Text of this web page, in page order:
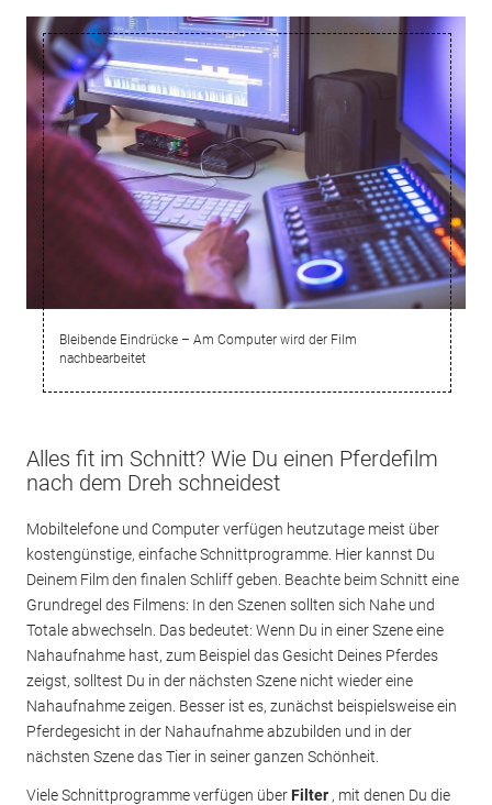
Bleibende Eindrücke – Am Computer wird der Film
nachbearbeitet
Alles fit im Schnitt? Wie Du einen Pferdefilm
nach dem Dreh schneidest
Mobiltelefone und Computer verfügen heutzutage meist über
kostengünstige, einfache Schnittprogramme. Hier kannst Du
Deinem Film den finalen Schliff geben. Beachte beim Schnitt eine
Grundregel des Filmens: In den Szenen sollten sich Nahe und
Totale abwechseln. Das bedeutet: Wenn Du in einer Szene eine
Nahaufnahme hast, zum Beispiel das Gesicht Deines Pferdes
zeigst, solltest Du in der nächsten Szene nicht wieder eine
Nahaufnahme zeigen. Besser ist es, zunächst beispielsweise ein
Pferdegesicht in der Nahaufnahme abzubilden und in der
nächsten Szene das Tier in seiner ganzen Schönheit.
Viele Schnittprogramme verfügen überFilter , mit denen Du die